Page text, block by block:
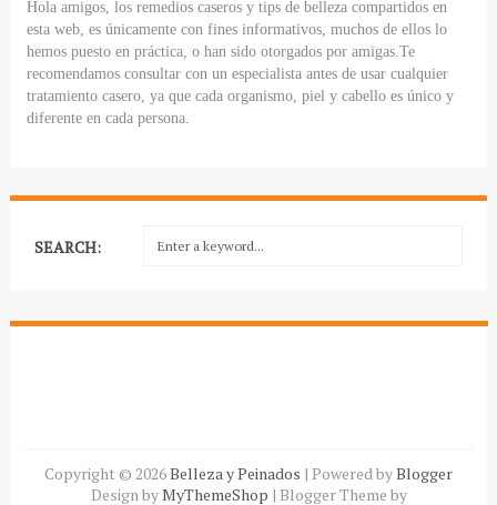
Hola amigos, los remedios caseros y tips de belleza compartidos en
esta web, es únicamente con fines informativos, muchos de ellos lo
hemos puesto en práctica, o han sido otorgados por amigas.Te
recomendamos consultar con un especialista antes de usar cualquier
tratamiento casero, ya que cada organismo, piel y cabello es único y
diferente en cada persona.
SEARCH:
Copyright ©2026Belleza y Peinados | Powered byBlogger
Design byMyThemeShop | Blogger Theme by